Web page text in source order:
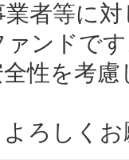
者等に
ァンドで
性を考
ろしく